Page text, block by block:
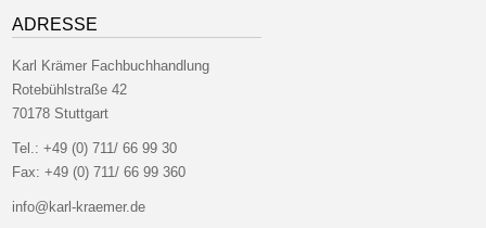
ADRESSE
Karl Krämer Fachbuchhandlung
Rotebühlstraße 42
70178 Stuttgart
Tel.:+49 (0) 711/ 66 99 30
Fax: +49 (0) 711/ 66 99 360
info@karl-kraemer.de